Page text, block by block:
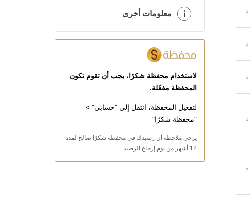
معلومات أخرى
لاستخدام محفظة شكرًا، يجب أن تقوم تكون
المحفظة مفعّلة.
لتفعيل المحفظة، انتقل إلى "حسابي" >
"محفظة شكرًا"
يرجى ملاحظة أن رصيدك في محفظة شكرًا صالح لمدة
12 أشهر من يوم إرجاع الرصيد.